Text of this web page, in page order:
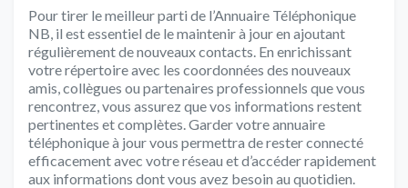
Pour tirer le meilleur parti de l’Annuaire Téléphonique
NB, il est essentiel de le maintenir à jour en ajoutant
régulièrement de nouveaux contacts. En enrichissant
votre répertoire avec les coordonnées des nouveaux
amis, collègues ou partenaires professionnels que vous
rencontrez, vous assurez que vos informations restent
pertinentes et complètes. Garder votre annuaire
téléphonique à jour vous permettra de rester connecté
efficacement avec votre réseau et d’accéder rapidement
aux informations dont vous avez besoin au quotidien.